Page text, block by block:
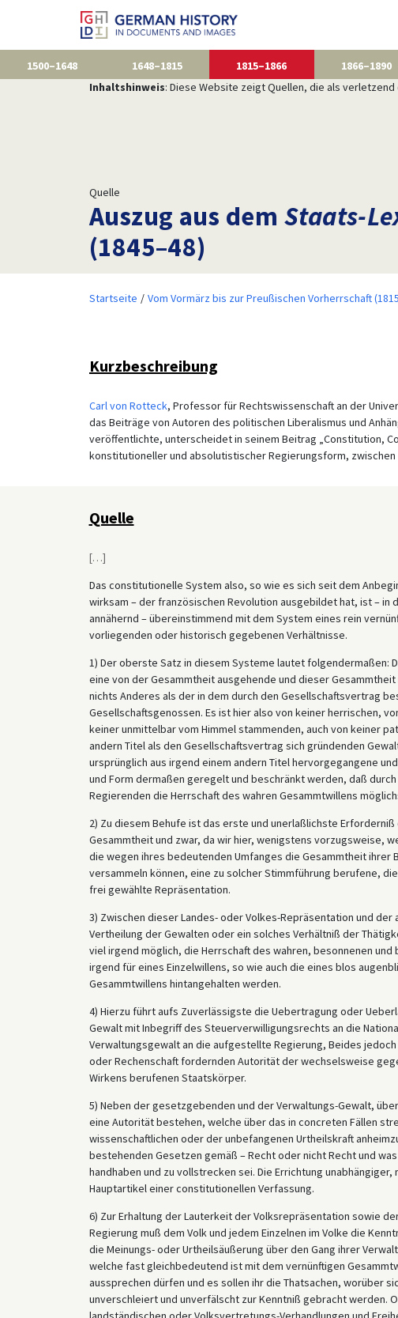
1500–1648 1648–1815 1815–1866 1866–1890
Inhaltshinweis: Diese Website zeigt Quellen, die als
Quelle
Auszug aus dem Staats-
(1845–48)
Startseite Vom Vormärz bis zur Preußischen Vorherrschaft
Kurzbeschreibung
Carl von Rotteck, Professor für Rechtswissenschaft an der
das Beiträge von Autoren des politischen Liberalismus und
veröffentlichte, unterscheidet in seinem Beitrag „Constitution,
konstitutioneller und absolutistischer Regierungsform,
Quelle
[…]
Das constitutionelle System also, so wie es sich seit dem
wirksam – der französischen Revolution ausgebildet hat, ist – in
annähernd – übereinstimmend mit dem System eines rein
vorliegenden oder historisch gegebenen Verhältnisse.
1) Der oberste Satz in diesem Systeme lautet folgendermaßen:
eine von der Gesammtheit ausgehende und dieser
nichts Anderes als der in dem durch den Gesellschaftsvertrag
Gesellschaftsgenossen. Es ist hier also von keiner herrischen,
keiner unmittelbar vom Himmel stammenden, auch von keiner
andern Titel als den Gesellschaftsvertrag sich gründenden
ursprünglich aus irgend einem andern Titel hervorgegangene
und Form dermaßen geregelt und beschränkt werden, daß
Regierenden die Herrschaft des wahren Gesammtwillens
2) Zu diesem Behufe ist das erste und unerlaßlichste
Gesammtheit und zwar, da wir hier, wenigstens vorzugsweise,
die wegen ihres bedeutenden Umfanges die Gesammtheit ihrer
versammeln können, eine zu solcher Stimmführung berufene,
frei gewählte Repräsentation.
3) Zwischen dieser Landes- oder Volkes-Repräsentation und
Vertheilung der Gewalten oder ein solches Verhältniß der
viel irgend möglich, die Herrschaft des wahren, besonnenen
irgend für eines Einzelwillens, so wie auch die eines blos
Gesammtwillens hintangehalten werden.
4) Hierzu führt aufs Zuverlässigste die Uebertragung oder
Gewalt mit Inbegriff des Steuerverwilligungsrechts an die
Verwaltungsgewalt an die aufgestellte Regierung, Beides
oder Rechenschaft fordernden Autorität der wechselsweise
Wirkens berufenen Staatskörper.
5) Neben der gesetzgebenden und der Verwaltungs-Gewalt,
eine Autorität bestehen, welche über das in concreten Fällen
wissenschaftlichen oder der unbefangenen Urtheilskraft
bestehenden Gesetzen gemäß – Recht oder nicht Recht und
handhaben und zu vollstrecken sei. Die Errichtung
Hauptartikel einer constitutionellen Verfassung.
6) Zur Erhaltung der Lauterkeit der Volksrepräsentation sowie
Regierung muß dem Volk und jedem Einzelnen im Volke die
die Meinungs- oder Urtheilsäußerung über den Gang ihrer
welche fast gleichbedeutend ist mit dem vernünftigen
aussprechen dürfen und es sollen ihr die Thatsachen, worüber
unverschleiert und unverfälscht zur Kenntniß gebracht werden.